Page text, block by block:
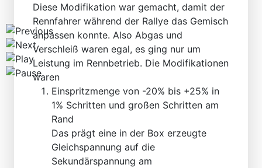
Diese Modifikation war gemacht, damit der
Rennfahrer während der Rallye das Gemisch
anpassen konnte. Also Abgas und
Verschleiß waren egal, es ging nur um
Leistung im Rennbetrieb. Die Modifikationen
waren
Einspritzmenge von -20% bis +25% in
1% Schritten und großen Schritten am
Rand
Das prägt eine in der Box erzeugte
Gleichspannung auf die
Sekundärspannung am